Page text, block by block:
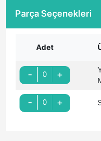
Adet